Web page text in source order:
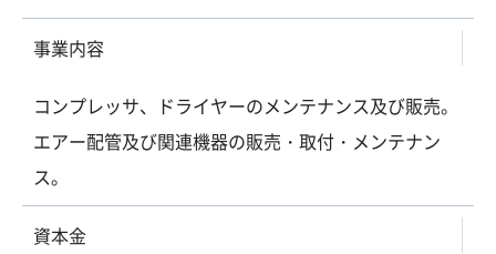
事業内容
コンプレッサ、ドライヤーのメンテナンス及び販売。
エアー配管及び関連機器の販売・取付・メンテナン
ス。
資本金